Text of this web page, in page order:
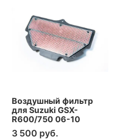
Воздушный фильтр
для Suzuki GSX-
R600/750 06-10
3 500 руб.